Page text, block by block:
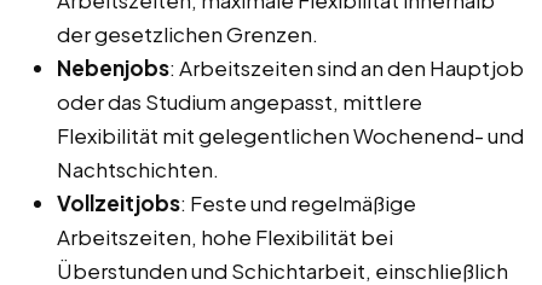
der gesetzlichen Grenzen.
Nebenjobs: Arbeitszeiten sind an den Hauptjob
oder das Studium angepasst, mittlere
Flexibilität mit gelegentlichen Wochenend- und
Nachtschichten.
Vollzeitjobs: Feste und regelmäßige
Arbeitszeiten, hohe Flexibilität bei
Überstunden und Schichtarbeit, einschließlich